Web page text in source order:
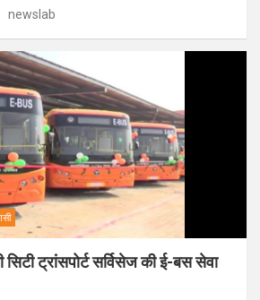
newslab
सिटी ट्रांसपोर्ट सर्विसेज की ई-बस सेवा